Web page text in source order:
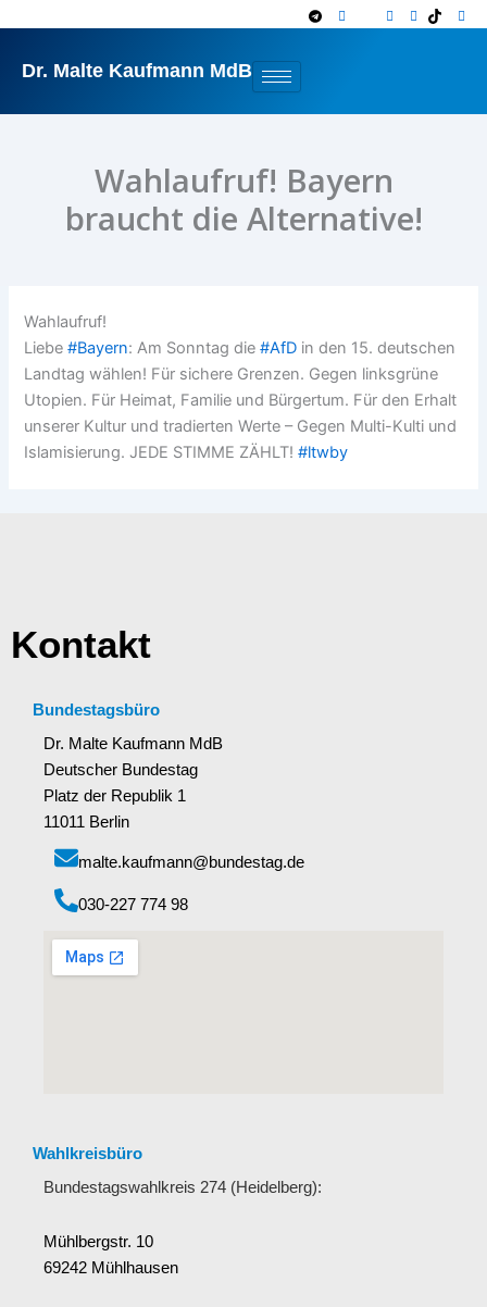
springen
Dr. Malte Kaufmann MdB
Wahlaufruf! Bayern
braucht die Alternative!
Wahlaufruf!
Liebe#Bayern: Am Sonntag die#AfD in den 15. deutschen
Landtag wählen! Für sichere Grenzen. Gegen linksgrüne
Utopien. Für Heimat, Familie und Bürgertum. Für den Erhalt
unserer Kultur und tradierten Werte – Gegen Multi-Kulti und
Islamisierung. JEDE STIMME ZÄHLT!#ltwby
Kontakt
Bundestagsbüro
Dr. Malte Kaufmann MdB
Deutscher Bundestag
Platz der Republik 1
11011 Berlin
malte.kaufmann@bundestag.de
‭030-227 774 98‬
Wahlkreisbüro
Bundestagswahlkreis 274 (Heidelberg):
Mühlbergstr. 10
69242 Mühlhausen